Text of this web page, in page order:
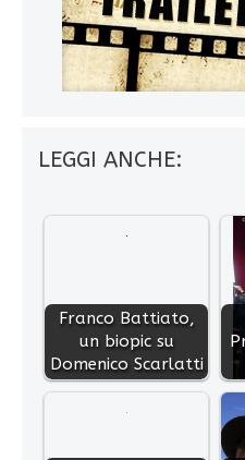
LEGGI ANCHE:
Franco Battiato,
un biopic su
Domenico Scarlatti